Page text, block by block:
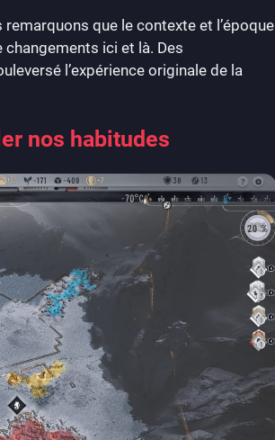
que le contexte et l’époque
ici et là. Des
l’expérience originale de la
nos habitudes